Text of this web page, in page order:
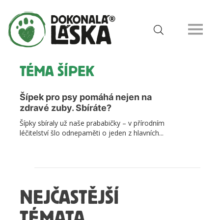
TÉMA ŠÍPEK
Šípek pro psy pomáhá nejen na
zdravé zuby. Sbíráte?
Šípky sbíraly už naše prababičky – v přírodním
léčitelství šlo odnepaměti o jeden z hlavních...
NEJČASTĚJŠÍ